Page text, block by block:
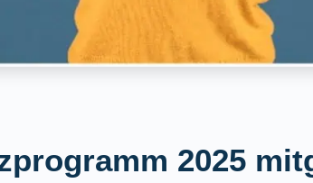
2025